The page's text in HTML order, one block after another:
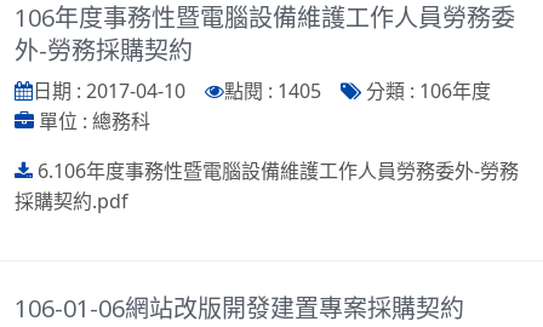
106年度事務性暨電腦設備維護工作人員勞務委
外-勞務採購契約
日期 : 2017-04-10 點閱 : 1405
分類 : 106年度
單位 : 總務科
6.106年度事務性暨電腦設備維護工作人員勞務委外-勞務
採購契約.pdf
106-01-06網站改版開發建置專案採購契約